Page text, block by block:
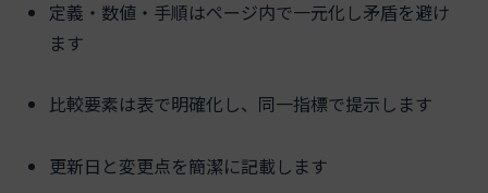
定義・数値・手順はページ内で一元化し矛盾を避け
ます
比較要素は表で明確化し、同一指標で提示します
更新日と変更点を簡潔に記載します